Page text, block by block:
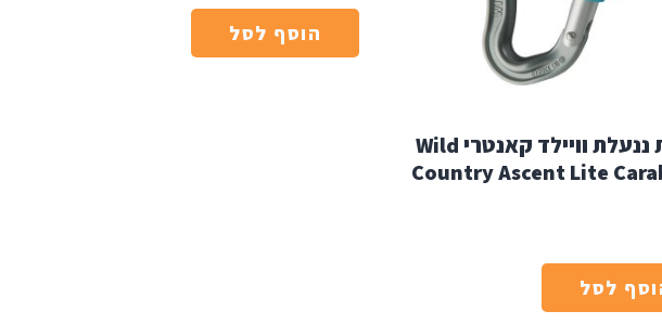
טבעת ננעלת וויילד קאנטרי Wild
Country Ascent Lite
לסל
הוסף לסל